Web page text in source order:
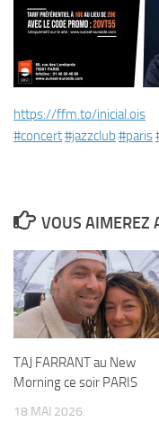
https://ffm.to/inicial.ois
#concert#jazzclub #paris
VOUS AIMEREZ
TAJ FARRANT au New
Morning ce soir PARIS
18 MAI 2026